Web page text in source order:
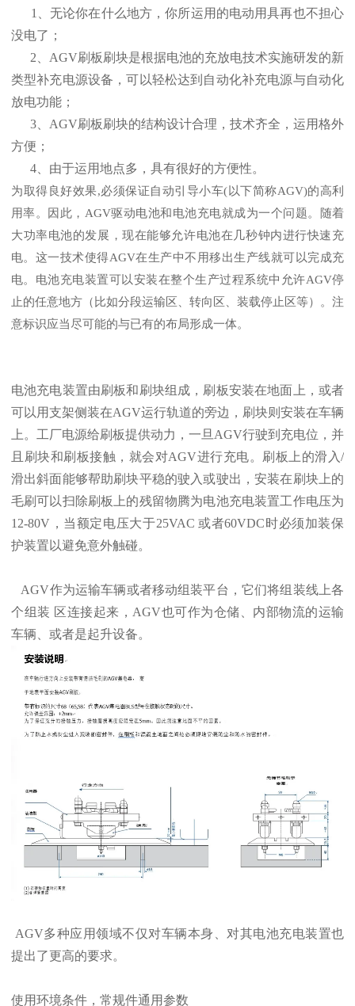
1、无论你在什么地方，你所运用的电动用具再也不担心
没电了；
2、AGV刷板刷块是根据电池的充放电技术实施研发的新
类型补充电源设备，可以轻松达到自动化补充电源与自动化
放电功能；
3、AGV刷板刷块的结构设计合理，技术齐全，运用格外
方便；
4、由于运用地点多，具有很好的方便性。
为取得良好效果,必须保证自动引导小车(以下简称AGV)的高利
用率。因此，AGV驱动电池和电池充电就成为一个问题。随着
大功率电池的发展，现在能够允许电池在几秒钟内进行快速充
电。这一技术使得AGV在生产中不用移出生产线就可以完成充
电。电池充电装置可以安装在整个生产过程系统中允许AGV停
止的任意地方（比如分段运输区、转向区、装载停止区等）。注
意标识应当尽可能的与已有的布局形成一体。
电池充电装置由刷板和刷块组成，刷板安装在地面上，或者
可以用支架侧装在AGV运行轨道的旁边，刷块则安装在车辆
上。工厂电源给刷板提供动力，一旦AGV行驶到充电位，并
且刷块和刷板接触，就会对AGV进行充电。刷板上的滑入/
滑出斜面能够帮助刷块平稳的驶入或驶出，安装在刷块上的
毛刷可以扫除刷板上的残留物腾为电池充电装置工作电压为
12-80V，当额定电压大于25VAC 或者60VDC时必须加装保
护装置以避免意外触碰。
AGV作为运输车辆或者移动组装平台，它们将组装线上各
个组装 区连接起来，AGV也可作为仓储、内部物流的运输
车辆、或者是起升设备。
AGV多种应用领域不仅对车辆本身、对其电池充电装置也
提出了更高的要求。
使用环境条件，常规件通用参数